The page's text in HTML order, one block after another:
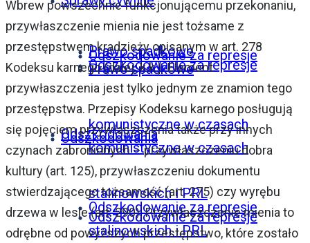
Odszkodowanie za represje
komunistyczne w czasach
stalinowskich i PRL
Odszkodowanie za represje
komunistyczne w czasach
stalinowskich i PRL
Prawo spadkowe
Odszkodowania
Odszkodowanie za represje
Prawo spadkowe
Odszkodowania
Odszkodowanie za represje
Wbrew powszechnie funkcjonującemu przekonaniu,
przywłaszczenie mienia nie jest tożsame z
przestępstwem kradzieży opisanym w art. 278
Kodeksu karnego (dalej: k.k.). Element
przywłaszczenia jest tylko jednym ze znamion tego
przestępstwa. Przepisy Kodeksu karnego posługują
się pojęciem przywłaszczenia także przy innych
czynach zabronionych – przywłaszczeniu dobra
kultury (art. 125), przywłaszczeniu dokumentu
stwierdzającego tożsamość (art. 275) czy wyrębu
drzewa w lesie (art. 290). Przywłaszczenie mienia to
odrębne od powyższych przestępstwo, które zostało